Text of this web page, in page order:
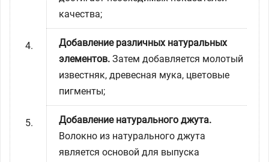
качества;
Добавление различных натуральных
элементов. Затем добавляется молотый
известняк, древесная мука, цветовые
пигменты;
Добавление натурального джута.
Волокно из натурального джута
является основой для выпуска